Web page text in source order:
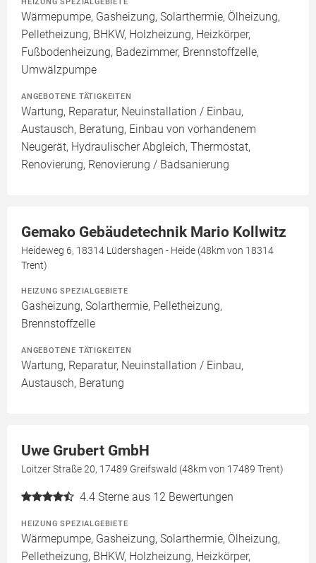
Wärmepumpe, Gasheizung, Solarthermie, Ölheizung,
Pelletheizung, BHKW, Holzheizung, Heizkörper,
Fußbodenheizung, Badezimmer, Brennstoffzelle,
Umwälzpumpe
ANGEBOTENE TÄTIGKEITEN
Wartung, Reparatur, Neuinstallation / Einbau,
Austausch, Beratung, Einbau von vorhandenem
Neugerät, Hydraulischer Abgleich, Thermostat,
Renovierung, Renovierung / Badsanierung
Gemako Gebäudetechnik Mario Kollwitz
Heideweg 6, 18314 Lüdershagen - Heide (48km von 18314
Trent)
HEIZUNG SPEZIALGEBIETE
Gasheizung, Solarthermie, Pelletheizung,
Brennstoffzelle
ANGEBOTENE TÄTIGKEITEN
Wartung, Reparatur, Neuinstallation / Einbau,
Austausch, Beratung
Uwe Grubert GmbH
Loitzer Straße 20, 17489 Greifswald (48km von 17489 Trent)
4.4 Sterne aus 12 Bewertungen
HEIZUNG SPEZIALGEBIETE
Wärmepumpe, Gasheizung, Solarthermie, Ölheizung,
Pelletheizung, BHKW, Holzheizung, Heizkörper,